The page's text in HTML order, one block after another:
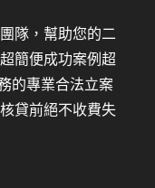
隊，幫助您的二
簡便成功案例超
的專業合法立案
貸前絕不收費失